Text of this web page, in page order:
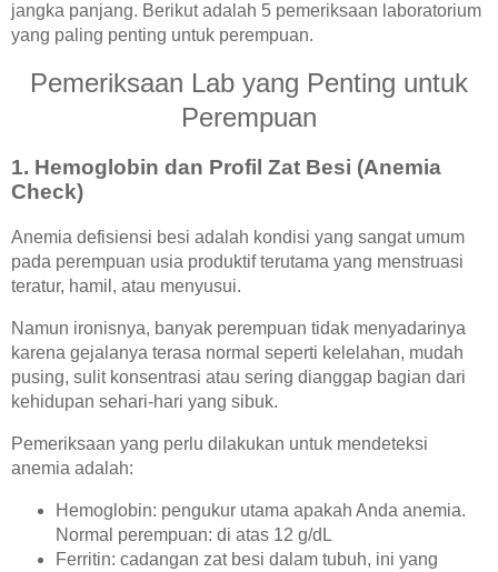
CARI DOKTER
jangka panjang. Berikut adalah 5 pemeriksaan laboratorium
yang paling penting untuk perempuan.
Pemeriksaan Lab yang Penting untuk
Perempuan
1. Hemoglobin dan Profil Zat Besi (Anemia
Check)
Anemia defisiensi besi adalah kondisi yang sangat umum
pada perempuan usia produktif terutama yang menstruasi
teratur, hamil, atau menyusui.
Namun ironisnya, banyak perempuan tidak menyadarinya
karena gejalanya terasa normal seperti kelelahan, mudah
pusing, sulit konsentrasi atau sering dianggap bagian dari
kehidupan sehari-hari yang sibuk.
Pemeriksaan yang perlu dilakukan untuk mendeteksi
anemia adalah:
Hemoglobin: pengukur utama apakah Anda anemia.
Normal perempuan: di atas 12 g/dL
Ferritin: cadangan zat besi dalam tubuh, ini yang